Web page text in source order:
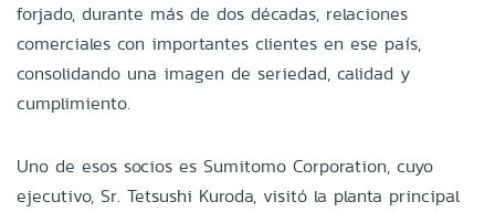
forjado, durante más de dos décadas, relaciones
comerciales con importantes clientes en ese país,
consolidando una imagen de seriedad, calidad y
cumplimiento.
Uno de esos socios es Sumitomo Corporation, cuyo
ejecutivo, Sr. Tetsushi Kuroda, visitó la planta principal